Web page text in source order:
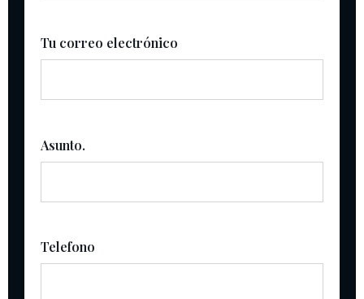
Tu correo electrónico
Asunto.
Telefono